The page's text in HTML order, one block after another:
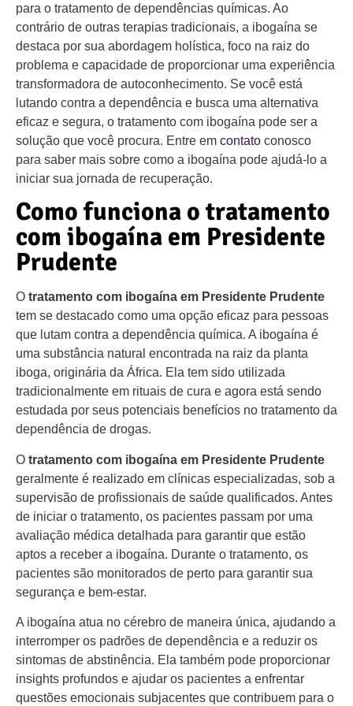
para o tratamento de dependências químicas. Ao
contrário de outras terapias tradicionais, a ibogaína se
destaca por sua abordagem holística, foco na raiz do
problema e capacidade de proporcionar uma experiência
transformadora de autoconhecimento. Se você está
lutando contra a dependência e busca uma alternativa
eficaz e segura, o tratamento com ibogaína pode ser a
solução que você procura. Entre em contato conosco
para saber mais sobre como a ibogaína pode ajudá-lo a
iniciar sua jornada de recuperação.
Como funciona o tratamento
com ibogaína em Presidente
Prudente
O tratamento com ibogaína em Presidente Prudente
tem se destacado como uma opção eficaz para pessoas
que lutam contra a dependência química. A ibogaína é
uma substância natural encontrada na raiz da planta
iboga, originária da África. Ela tem sido utilizada
tradicionalmente em rituais de cura e agora está sendo
estudada por seus potenciais benefícios no tratamento da
dependência de drogas.
O tratamento com ibogaína em Presidente Prudente
geralmente é realizado em clínicas especializadas, sob a
supervisão de profissionais de saúde qualificados. Antes
de iniciar o tratamento, os pacientes passam por uma
avaliação médica detalhada para garantir que estão
aptos a receber a ibogaína. Durante o tratamento, os
pacientes são monitorados de perto para garantir sua
segurança e bem-estar.
A ibogaína atua no cérebro de maneira única, ajudando a
interromper os padrões de dependência e a reduzir os
sintomas de abstinência. Ela também pode proporcionar
insights profundos e ajudar os pacientes a enfrentar
questões emocionais subjacentes que contribuem para o